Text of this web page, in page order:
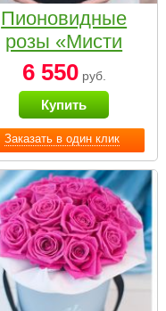
Заказать в один клик
Пионовидные
розы «Мисти
бабблс» в
черной коробке
Small
6 550руб.
Купить